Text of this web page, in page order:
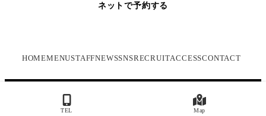
ネットで予約する
HOMEMENUSTAFFNEWSSNSRECRUITACCESSCONTACT
Copyright ©2022 アイブロウ＆まつ毛パーマ 眉毛サロン
cielo 名古屋 栄 オアシス店 All Rights Reserved.
TEL Map